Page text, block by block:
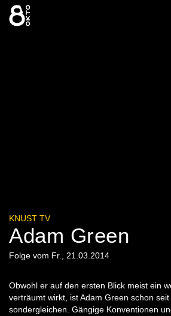
Zum
Inhalt
springen
KNUST TV
Adam Green
Folge vom Fr., 21.03.2014
Obwohl er auf den ersten Blick meist ein
verträumt wirkt, ist Adam Green schon
sondergleichen. Gängige Konventionen